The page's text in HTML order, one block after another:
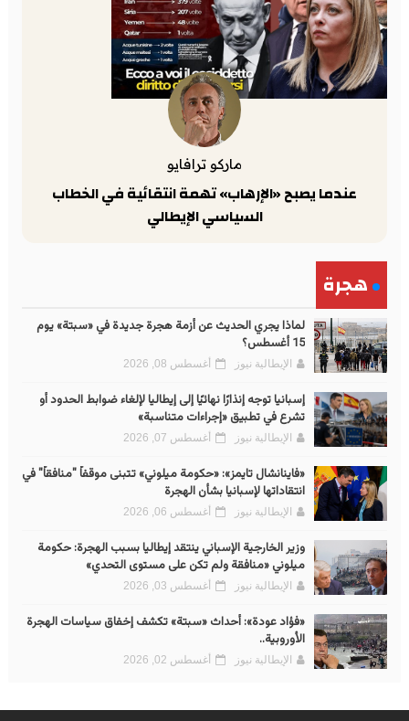
ماركو ترافايو
عندما يصبح «الإرهاب» تهمة انتقائية في الخطاب
السياسي الإيطالي
هجرة
لماذا يجري الحديث عن أزمة هجرة جديدة في «سبتة» يوم
15 أغسطس؟
الإيطالية نيوز أغسطس 08, 2026
إسبانيا توجه إنذارًا نهائيًا إلى إيطاليا لإلغاء ضوابط الحدود أو
تشرع في تطبيق «إجراءات متناسبة»
الإيطالية نيوز أغسطس 07, 2026
«فاينانشال تايمز»: «حكومة ميلوني» تتبنى موقفاً "منافقاً" في
انتقاداتها لإسبانيا بشأن الهجرة
الإيطالية نيوز أغسطس 06, 2026
وزير الخارجية الإسباني ينتقد إيطاليا بسبب الهجرة: حكومة
ميلوني «منافقة ولم تكن على مستوى التحدي»
الإيطالية نيوز أغسطس 03, 2026
«فؤاد عودة»: أحداث «سبتة» تكشف إخفاق سياسات الهجرة
الأوروبية..
الإيطالية نيوز أغسطس 02, 2026